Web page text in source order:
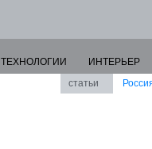
ТЕХНОЛОГИИ
ИНТЕРЬЕР
статьи